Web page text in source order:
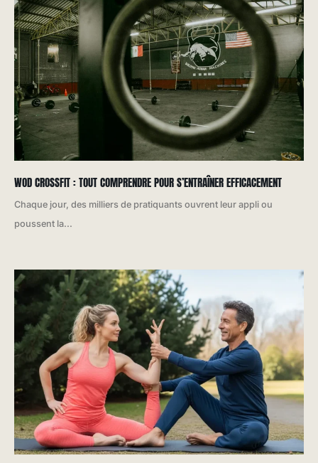
WOD CROSSFIT : TOUT COMPRENDRE POUR S’ENTRAÎNER EFFICACEMENT
Chaque jour, des milliers de pratiquants ouvrent leur appli ou
poussent la...